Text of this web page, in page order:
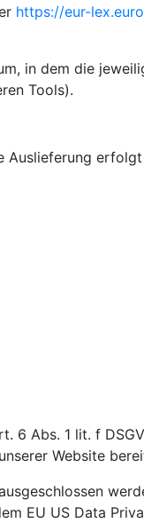
https://eur-
in dem die
Tools).
6 Abs. 1 lit. f
Website
EU US Data